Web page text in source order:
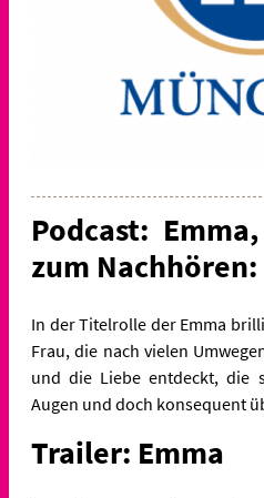
Podcast:
zum Nachhören:
In der Titelrolle der Emma
Frau, die nach vielen
und die Liebe entdeckt, die
Augen und doch konsequent
Trailer: Emma